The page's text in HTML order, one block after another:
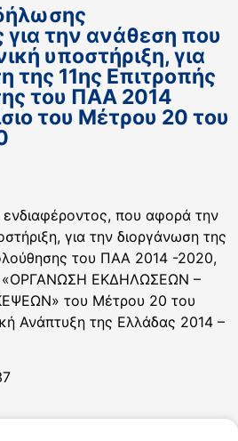
για την ανάθεση που
υποστήριξη, για
της 11ης Επιτροπής
του ΠΑΑ 2014
του Μέτρου 20 του
που αφορά την
για την διοργάνωση της
του ΠΑΑ 2014 -2020,
«ΟΡΓΑΝΩΣΗ ΕΚΔΗΛΩΣΕΩΝ –
του Μέτρου 20 του
Ανάπτυξη της Ελλάδας 2014 –